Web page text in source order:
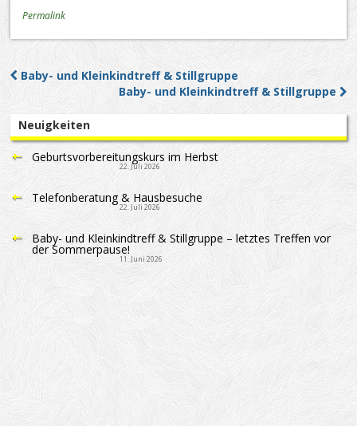
Permalink
Post navigation
Baby- und Kleinkindtreff & Stillgruppe
Baby- und Kleinkindtreff & Stillgruppe
Neuigkeiten
Geburtsvorbereitungskurs im Herbst
22. Juli 2026
Telefonberatung & Hausbesuche
22. Juli 2026
Baby- und Kleinkindtreff & Stillgruppe – letztes Treffen vor
der Sommerpause!
11. Juni 2026